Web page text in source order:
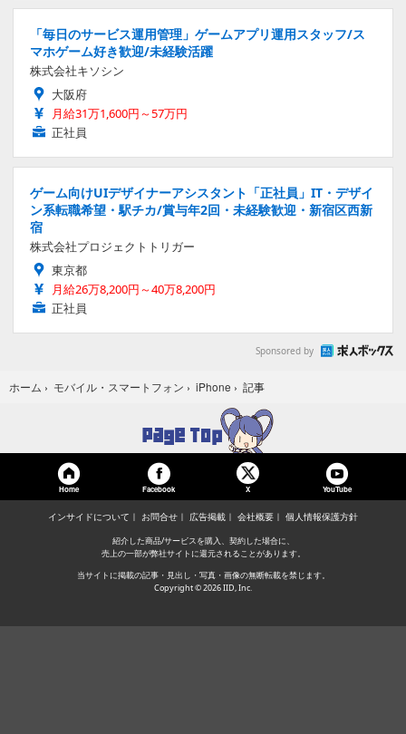
「毎日のサービス運用管理」ゲームアプリ運用スタッフ/ス
マホゲーム好き歓迎/未経験活躍
株式会社キソシン
大阪府
月給31万1,600円～57万円
正社員
ゲーム向けUIデザイナーアシスタント「正社員」IT・デザイ
ン系転職希望・駅チカ/賞与年2回・未経験歓迎・新宿区西新
宿
株式会社プロジェクトトリガー
東京都
月給26万8,200円～40万8,200円
正社員
Sponsored by
ホーム › モバイル・スマートフォン › iPhone › 記事
Home Facebook X YouTube
インサイドについて お問合せ 広告掲載 会社概要 個人情報保護方針
紹介した商品/サービスを購入、契約した場合に、
売上の一部が弊社サイトに還元されることがあります。
当サイトに掲載の記事・見出し・写真・画像の無断転載を禁じます。
Copyright © 2026 IID, Inc.